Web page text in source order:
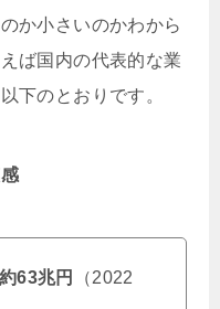
か小さいのかわから
ば国内の代表的な業
下のとおりです。
約63兆円
（2022